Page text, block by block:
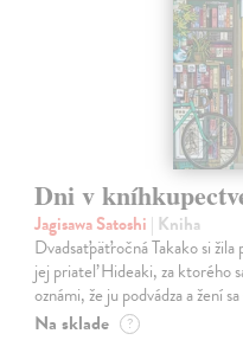
Dni v
Jagisawa Satoshi | Kniha
Dvadsaťpäťročná Takako si
jej priateľ Hideaki, za ktorého
oznámi, že ju podvádza a žení
Na sklade ?